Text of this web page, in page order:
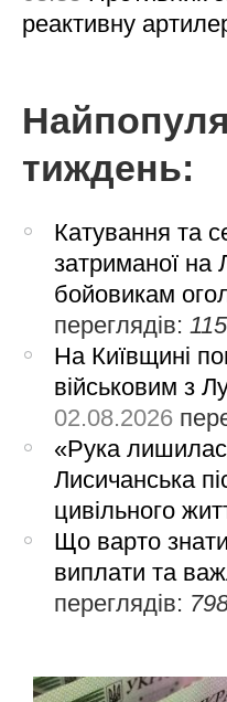
реактивну
тиждень:
Катування та
затриманої на
бойовикам
переглядів:
На Київщині
військовим з
02.08.2026
«Рука
Лисичанська
цивільного
Що варто
виплати та
переглядів: